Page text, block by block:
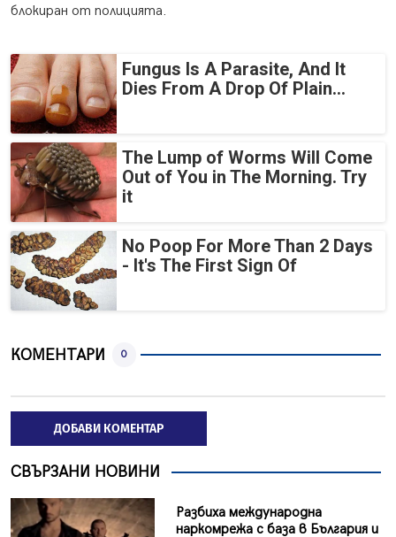
блокиран от полицията.
Fungus Is A Parasite, And It
Dies From A Drop Of Plain...
The Lump of Worms Will Come
Out of You in The Morning. Try
it
No Poop For More Than 2 Days
- It's The First Sign Of
КОМЕНТАРИ 0
ДОБАВИ КОМЕНТАР
СВЪРЗАНИ НОВИНИ
Разбиха международна
наркомрежа с база в България и